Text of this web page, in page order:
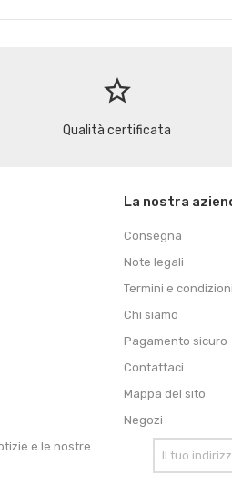
star_border
Qualità certificata
La nostra
Consegna
Note legali
Termini e
Chi siamo
Pagamento sicuro
Contattaci
Mappa del sito
Negozi
e le nostre